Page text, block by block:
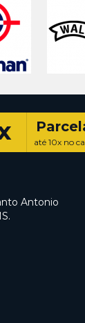
até 10x no
Antonio